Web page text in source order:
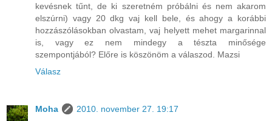
kevésnek tűnt, de ki szeretném próbálni és nem akarom
elszúrni) vagy 20 dkg vaj kell bele, és ahogy a korábbi
hozzászólásokban olvastam, vaj helyett mehet margarinnal
is, vagy ez nem mindegy a tészta minősége
szempontjából? Előre is köszönöm a válaszod. Mazsi
Válasz
Moha
2010. november 27. 19:17